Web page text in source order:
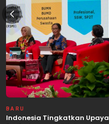
BARU
Indonesia Tingkatkan Upaya